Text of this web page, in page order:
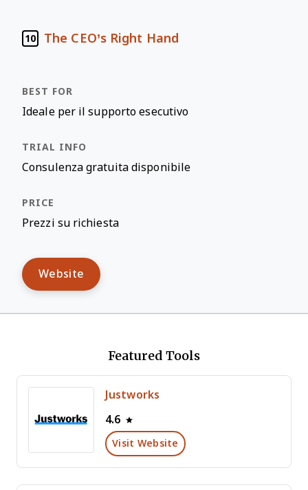
10 The CEO’s Right Hand
Ideale per il supporto esecutivo
Consulenza gratuita disponibile
Prezzi su richiesta
Website
Featured Tools
Justworks
4.6
Visit Website